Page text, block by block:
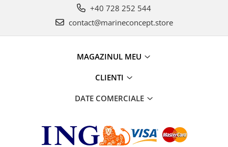
+40 728 252 544
contact@marineconcept.store
MAGAZINUL MEU
CLIENTI
DATE COMERCIALE